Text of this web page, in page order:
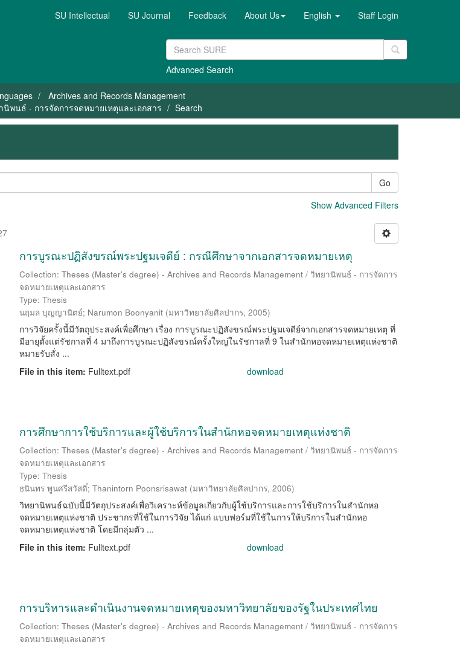
SU Intellectual SU Journal Feedback About Us English Staff Login
Advanced Search
Archives and Records Management
นิพนธ์ - การจัดการจดหมายเหตุและเอกสาร
Search
Go
Show Advanced Filters
การบูรณะปฏิสังขรณ์พระปฐมเจดีย์ : กรณีศึกษาจากเอกสารจดหมายเหตุ
Collection: Theses (Master's degree) - Archives and Records Management / วิทยานิพนธ์ - การจัดการ
จดหมายเหตุและเอกสาร
Type: Thesis
นฤมล บุญญานิตย์; Narumon Boonyanit (มหาวิทยาลัยศิลปากร, 2005)
การวิจัยครั้งนี้มีวัตถุประสงค์เพื่อศึกษา เรื่อง การบูรณะปฏิสังขรณ์พระปฐมเจดีย์จากเอกสารจดหมายเหตุ ที่
มีอายุตั้งแต่รัชกาลที่ 4 มาถึงการบูรณะปฏิสังขรณ์ครั้งใหญ่ในรัชกาลที่ 9 ในสำนักหอจดหมายเหตุแห่งชาติ
หมายรับสั่ง ...
File in this item: Fulltext.pdf download
การศึกษาการใช้บริการและผู้ใช้บริการในสำนักหอจดหมายเหตุแห่งชาติ
Collection: Theses (Master's degree) - Archives and Records Management / วิทยานิพนธ์ - การจัดการ
จดหมายเหตุและเอกสาร
Type: Thesis
ธนินทร พูนศรีสวัสดิ์; Thanintorn Poonsrisawat (มหาวิทยาลัยศิลปากร, 2006)
วิทยานิพนธ์ฉบับนี้มีวัตถุประสงค์เพื่อวิเคราะห์ข้อมูลเกี่ยวกับผู้ใช้บริการและการใช้บริการในสำนักหอ
จดหมายเหตุแห่งชาติ ประชากรที่ใช้ในการวิจัย ได้แก่ แบบฟอร์มที่ใช้ในการให้บริการในสำนักหอ
จดหมายเหตุแห่งชาติ โดยมีกลุ่มตัว ...
File in this item: Fulltext.pdf download
การบริหารและดำเนินงานจดหมายเหตุของมหาวิทยาลัยของรัฐในประเทศไทย
Collection: Theses (Master's degree) - Archives and Records Management / วิทยานิพนธ์ - การจัดการ
จดหมายเหตุและเอกสาร